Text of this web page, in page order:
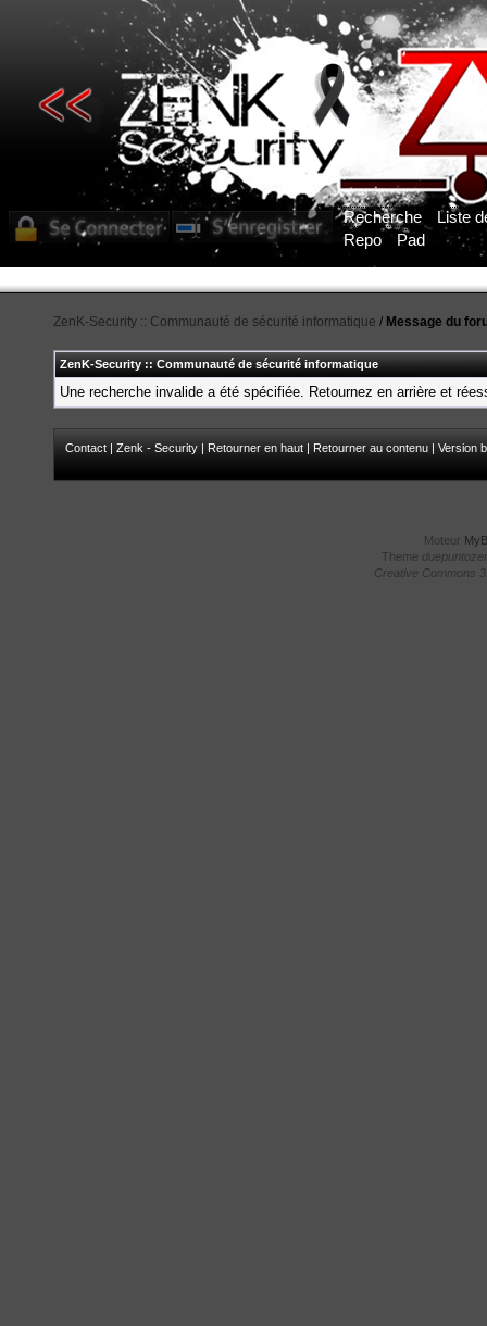
Recherche
Liste
Repo
Pad
ZenK-Security :: Communauté de sécurité informatique / Message du
ZenK-Security :: Communauté de sécurité informatique
Une recherche invalide a été spécifiée. Retournez en arrière et
Contact | Zenk - Security | Retourner en haut | Retourner au contenu | Version
Moteur
Theme
Creative Commons